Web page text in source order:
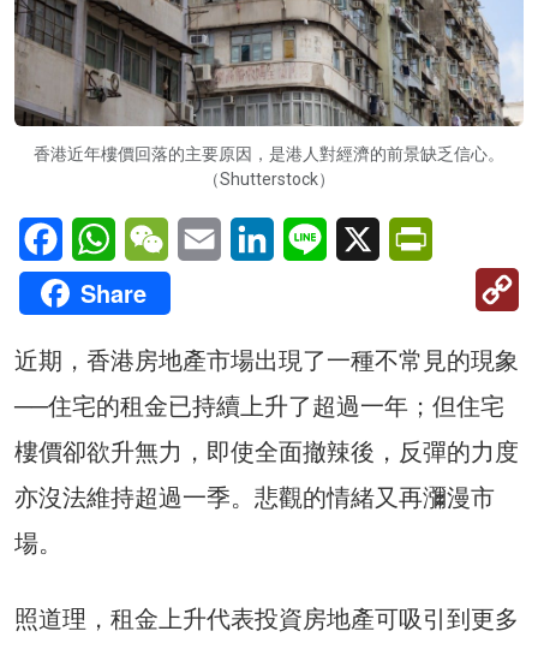
香港近年樓價回落的主要原因，是港人對經濟的前景缺乏信心。
（Shutterstock）
FacebookWhatsAppWeChatEmail LinkedInLine X
Share
近期，香港房地產市場出現了一種不常見的現象
──住宅的租金已持續上升了超過一年；但住宅
樓價卻欲升無力，即使全面撤辣後，反彈的力度
亦沒法維持超過一季。悲觀的情緒又再瀰漫市
場。
照道理，租金上升代表投資房地產可吸引到更多